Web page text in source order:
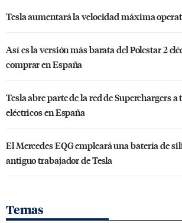
Tesla aumentará la velocidad máxima
Así es la versión más barata del Polestar 2
comprar en España
Tesla abre parte de la red de Superchargers a
eléctricos en España
El Mercedes EQG empleará una batería de
antiguo trabajador de Tesla
Temas